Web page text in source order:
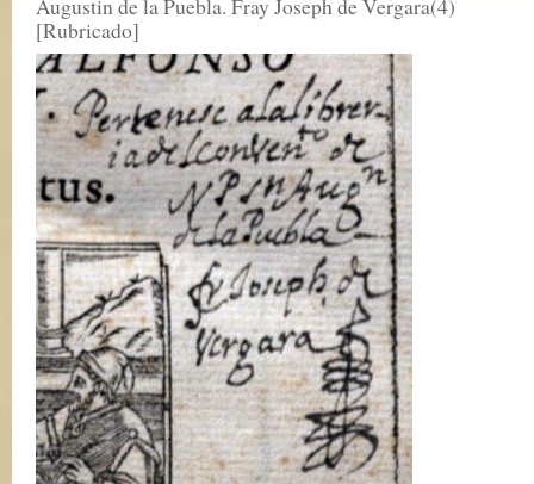
Augustin de la Puebla. Fray Joseph de Vergara(4)
[Rubricado]